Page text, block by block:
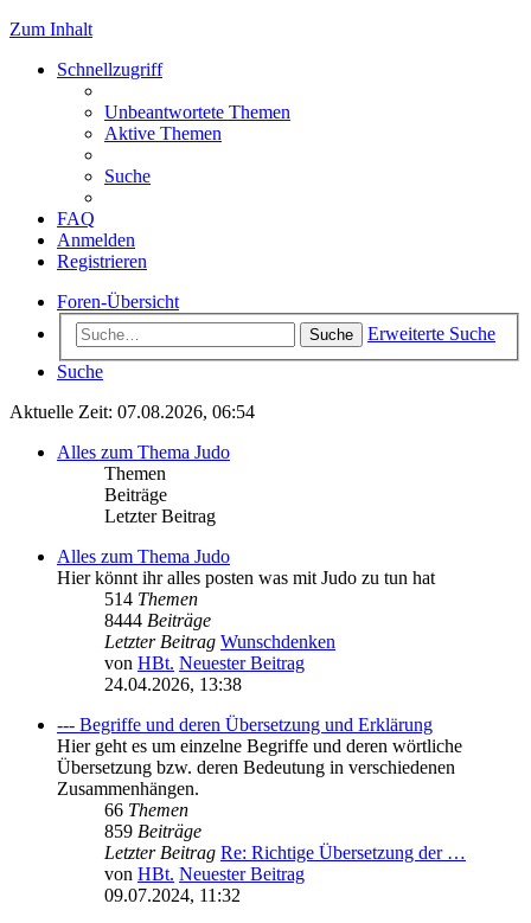
Zum Inhalt
Schnellzugriff
Unbeantwortete Themen
Aktive Themen
Suche
FAQ
Anmelden
Registrieren
Foren-Übersicht
Suche
Erweiterte Suche
Suche
Aktuelle Zeit: 07.08.2026, 06:54
Alles zum Thema Judo
Themen
Beiträge
Letzter Beitrag
Alles zum Thema Judo
Hier könnt ihr alles posten was mit Judo zu tun hat
514 Themen
8444 Beiträge
Letzter Beitrag Wunschdenken
von HBt. Neuester Beitrag
24.04.2026, 13:38
--- Begriffe und deren Übersetzung und Erklärung
Hier geht es um einzelne Begriffe und deren wörtliche
Übersetzung bzw. deren Bedeutung in verschiedenen
Zusammenhängen.
66 Themen
859 Beiträge
Letzter Beitrag Re: Richtige Übersetzung der …
von HBt. Neuester Beitrag
09.07.2024, 11:32